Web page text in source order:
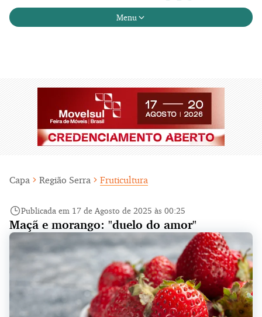
Menu
Capa Região Serra Fruticultura
Publicada em 17 de Agosto de 2025 às 00:25
Maçã e morango: "duelo do amor"